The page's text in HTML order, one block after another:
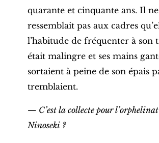
quarante et cinquante ans. Il ne
ressemblait pas aux cadres
l’habitude de fréquenter à son
était malingre et ses mains
sortaient à peine de son épais
tremblaient.
— C’est la collecte pour
Ninoseki ?